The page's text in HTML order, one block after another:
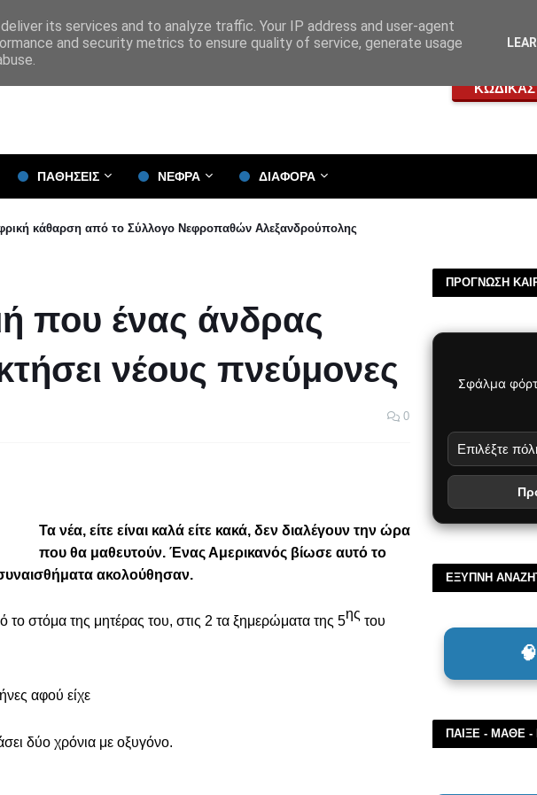
ΚΩΔΙΚΑΣ
ΠΑΘΗΣΕΙΣ ΝΕΦΡΑ ΔΙΑΦΟΡΑ
κάθαρση από το Σύλλογο Νεφροπαθών Αλεξανδρούπολης
που ένας άνδρας
νέους πνεύμονες
0
Τα νέα, είτε είναι καλά είτε κακά, δεν διαλέγουν την ώρα
που θα μαθευτούν. Ένας Αμερικανός βίωσε αυτό το
ακολούθησαν.
το στόμα της μητέρας του, στις 2 τα ξημερώματα της 5ης του
αφού είχε
δύο χρόνια με οξυγόνο.
ΠΡΟΓΝΩΣΗ
Σφάλμα
ΕΞΥΠΝΗ
ΠΑΙΞΕ - ΜΑΘΕ -
its services and to analyze traffic. Your IP address and user-agent
and security metrics to ensure quality of service, generate usage